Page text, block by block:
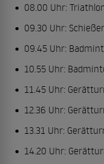
08.00 Uhr:
09.30 Uhr:
09.45 Uhr:
10.55 Uhr:
11.45 Uhr:
12.36 Uhr:
13.31 Uhr:
14.20 Uhr: